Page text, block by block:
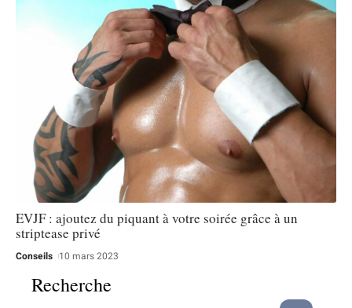
EVJF : ajoutez du piquant à votre soirée grâce à un
striptease privé
Conseils 10 mars 2023
Recherche